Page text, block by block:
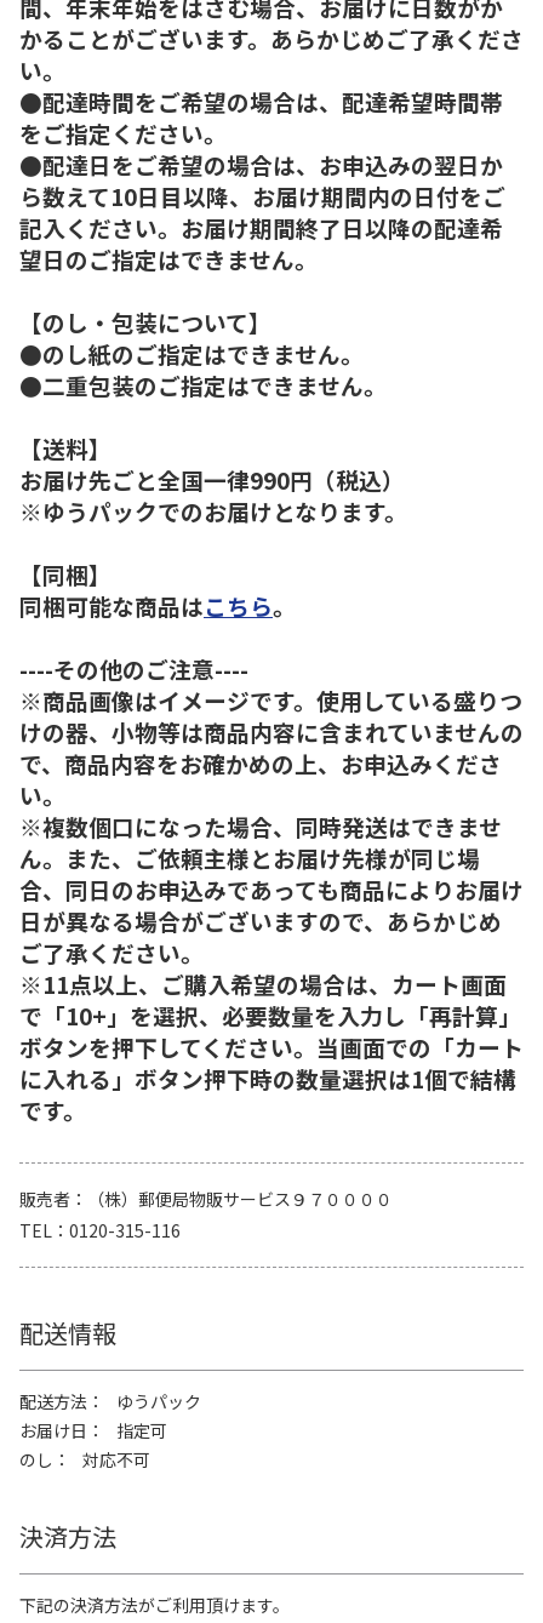
かることがございます。あらかじめご了承くださ
い。
●配達時間をご希望の場合は、配達希望時間帯
をご指定ください。
●配達日をご希望の場合は、お申込みの翌日か
ら数えて10日目以降、お届け期間内の日付をご
記入ください。お届け期間終了日以降の配達希
望日のご指定はできません。
【のし・包装について】
●のし紙のご指定はできません。
●二重包装のご指定はできません。
【送料】
お届け先ごと全国一律990円（税込）
※ゆうパックでのお届けとなります。
【同梱】
同梱可能な商品はこちら。
----その他のご注意----
※商品画像はイメージです。使用している盛りつ
けの器、小物等は商品内容に含まれていませんの
で、商品内容をお確かめの上、お申込みくださ
い。
※複数個口になった場合、同時発送はできませ
ん。また、ご依頼主様とお届け先様が同じ場
合、同日のお申込みであっても商品によりお届け
日が異なる場合がございますので、あらかじめ
ご了承ください。
※11点以上、ご購入希望の場合は、カート画面
で「10+」を選択、必要数量を入力し「再計算」
ボタンを押下してください。当画面での「カート
に入れる」ボタン押下時の数量選択は1個で結構
です。
販売者
（株）郵便局物販サービス９７００００
TEL
0120-315-116
配送情報
配送方法
ゆうパック
お届け日
指定可
のし
対応不可
決済方法
下記の決済方法がご利用頂けます。